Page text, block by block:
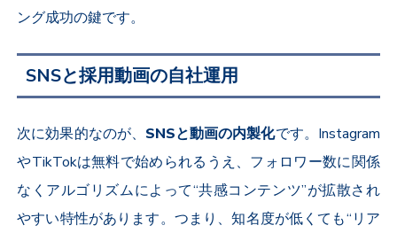
ング成功の鍵です。
SNSと採用動画の自社運用
次に効果的なのが、 SNSと動画の内製化です。 Instagram
やTikTokは無料で始められるうえ、フォロワー数に関係
なくアルゴリズムによって“共感コンテンツ”が拡散され
やすい特性があります。つまり、知名度が低くても“リア